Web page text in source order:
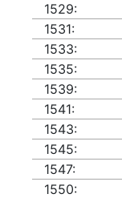
1529:
1531:
1533:
1535:
1539:
1541:
1543:
1545:
1547:
1550: